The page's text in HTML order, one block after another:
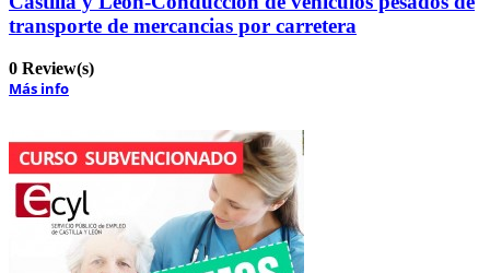
transporte de mercancias por carretera
0 Review(s)
Más info